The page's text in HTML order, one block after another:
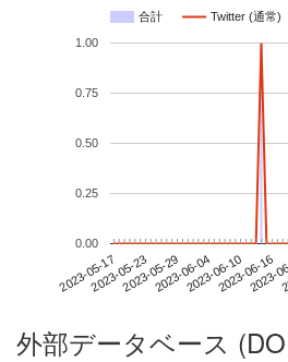
合計 Twitter (通常)
2023-05-172023-05-232023-05-292023-06-042023-06-102023-06-16
2023-
0.00
0.25
0.50
0.75
1.00
外部データベース